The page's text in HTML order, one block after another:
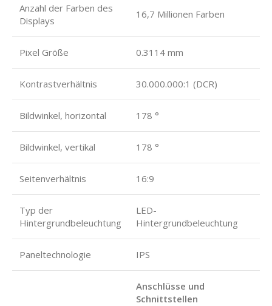
Anzahl der Farben des
Displays
16,7 Millionen Farben
Pixel Größe 0.3114 mm
Kontrastverhältnis 30.000.000:1 (DCR)
Bildwinkel, horizontal 178 °
Bildwinkel, vertikal 178 °
Seitenverhältnis 16:9
Typ der
Hintergrundbeleuchtung
LED-
Hintergrundbeleuchtung
Paneltechnologie IPS
Anschlüsse und
Schnittstellen